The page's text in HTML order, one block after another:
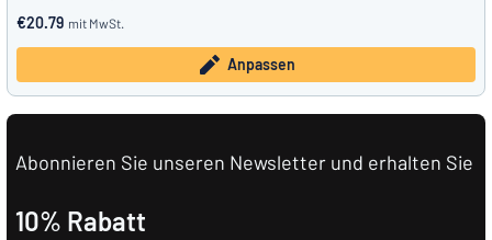
€20.79 mit MwSt.
Anpassen
Abonnieren Sie unseren Newsletter und erhalten Sie
10% Rabatt